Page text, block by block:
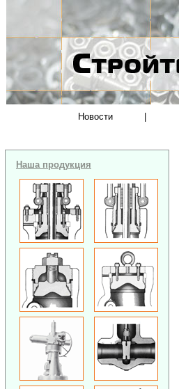
Новости
Наша продукция